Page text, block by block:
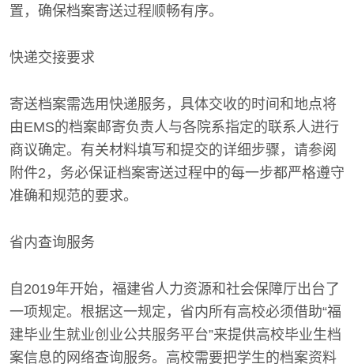
置，确保档案寄送过程顺畅有序。
快递交接要求
寄送档案需选用快递服务，具体交收的时间和地点将
由EMS的档案邮寄负责人与各院系指定的联系人进行
商议确定。有关材料填写和提交的详细步骤，请参阅
附件2，务必保证档案寄送过程中的每一步都严格遵守
准确和规范的要求。
省内查询服务
自2019年开始，福建省人力资源和社会保障厅出台了
一项规定。根据这一规定，省内所有高校必须借助“福
建毕业生就业创业公共服务平台”来提供高校毕业生档
案信息的网络查询服务。高校需要把学生的档案资料